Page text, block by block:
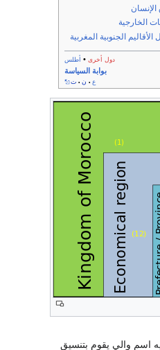
الخارجية
الجنوبية المغربية
دول أخرى• أطلس
بوابة السياسة
ع • ن • ت
اسم والي يقوم بتنسيق